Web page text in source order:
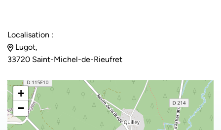
Localisation :
Lugot,
33720 Saint-Michel-de-Rieufret
+
−